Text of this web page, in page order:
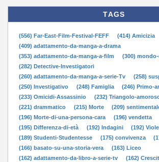
TAGS
(556) Far-East-Film-Festival-FEFF
(414) Amicizia
(409) adattamento-da-manga-a-drama
(353) adattamento-da-manga-a-film
(300)
(282) Detective-Investigatori
(260) adattamento-da-manga-a-serie-Tv
(258)
(250) Investigativo
(248) Famiglia
(246) Primo-
(233) Omicidi-Assassinio
(232) Triangolo-
(221) drammatico
(215) Morte
(209)
(196) Morte-di-una-persona-cara
(196) vendetta
(195) Differenza-di-età
(192) Indagini
(192)
(189) Studenti-Studentesse
(175) convivenza
(166) basato-su-una-storia-vera
(163) Liceo
(162) adattamento-da-libro-a-serie-tv
(162)